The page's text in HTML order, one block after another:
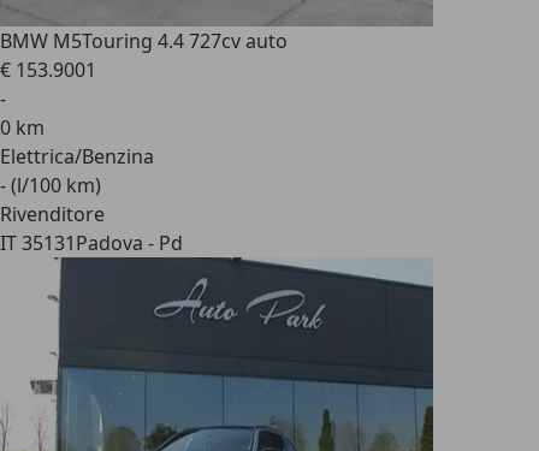
BMW M5Touring 4.4 727cv auto
€ 153.9001
-
0 km
Elettrica/Benzina
- (l/100 km)
Rivenditore
IT 35131Padova - Pd